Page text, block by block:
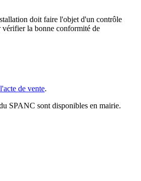
doit faire l'objet d'un contrôle
vérifier la bonne conformité de
l'acte de vente.
SPANC sont disponibles en mairie.